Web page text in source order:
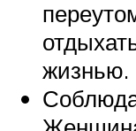
жизнью.